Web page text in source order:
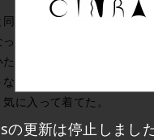
の更新は停止しまし
同じように、アンナの真っ
たわたしは、その特別な
。普通の赤じゃない。か
ものは見つからなかった
に入って着てた。